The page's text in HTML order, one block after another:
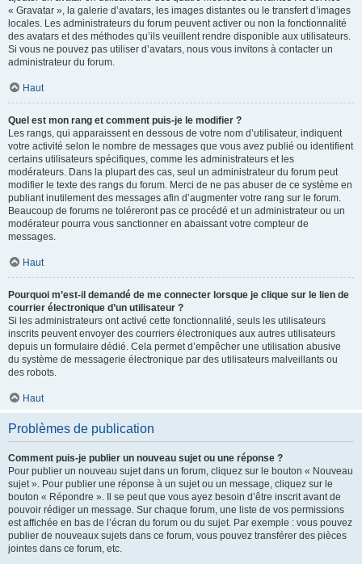
« Gravatar », la galerie d’avatars, les images distantes ou le transfert d’images
locales. Les administrateurs du forum peuvent activer ou non la fonctionnalité
des avatars et des méthodes qu’ils veuillent rendre disponible aux utilisateurs.
Si vous ne pouvez pas utiliser d’avatars, nous vous invitons à contacter un
administrateur du forum.
Haut
Quel est mon rang et comment puis-je le modifier ?
Les rangs, qui apparaissent en dessous de votre nom d’utilisateur, indiquent
votre activité selon le nombre de messages que vous avez publié ou identifient
certains utilisateurs spécifiques, comme les administrateurs et les
modérateurs. Dans la plupart des cas, seul un administrateur du forum peut
modifier le texte des rangs du forum. Merci de ne pas abuser de ce système en
publiant inutilement des messages afin d’augmenter votre rang sur le forum.
Beaucoup de forums ne toléreront pas ce procédé et un administrateur ou un
modérateur pourra vous sanctionner en abaissant votre compteur de
messages.
Haut
Pourquoi m’est-il demandé de me connecter lorsque je clique sur le lien de
courrier électronique d’un utilisateur ?
Si les administrateurs ont activé cette fonctionnalité, seuls les utilisateurs
inscrits peuvent envoyer des courriers électroniques aux autres utilisateurs
depuis un formulaire dédié. Cela permet d’empêcher une utilisation abusive
du système de messagerie électronique par des utilisateurs malveillants ou
des robots.
Haut
Problèmes de publication
Comment puis-je publier un nouveau sujet ou une réponse ?
Pour publier un nouveau sujet dans un forum, cliquez sur le bouton « Nouveau
sujet ». Pour publier une réponse à un sujet ou un message, cliquez sur le
bouton « Répondre ». Il se peut que vous ayez besoin d’être inscrit avant de
pouvoir rédiger un message. Sur chaque forum, une liste de vos permissions
est affichée en bas de l’écran du forum ou du sujet. Par exemple : vous pouvez
publier de nouveaux sujets dans ce forum, vous pouvez transférer des pièces
jointes dans ce forum, etc.